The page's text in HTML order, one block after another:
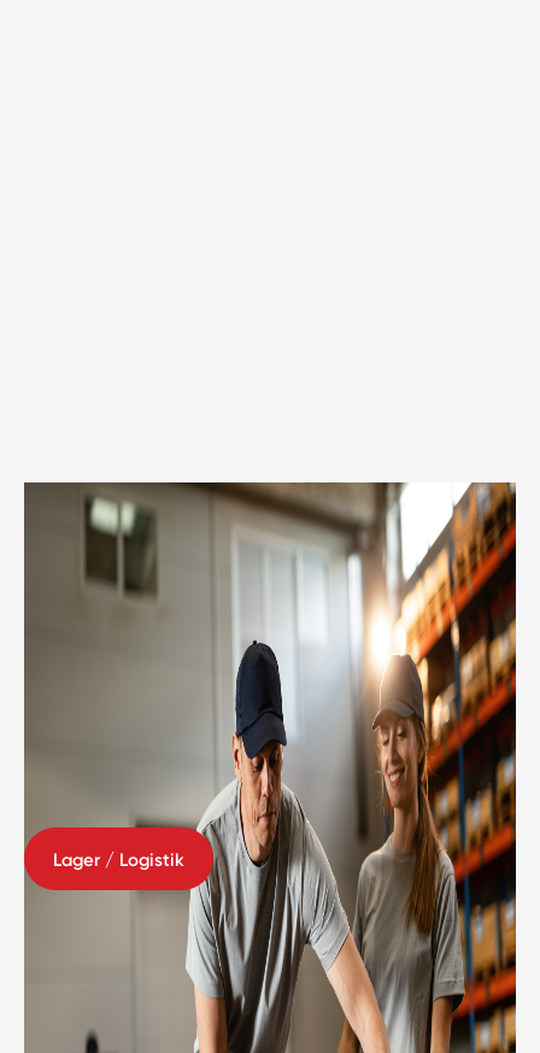
Lager / Logistik